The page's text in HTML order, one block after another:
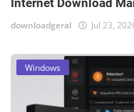
Internet Download
downloadgeral Jul 23,
Windows